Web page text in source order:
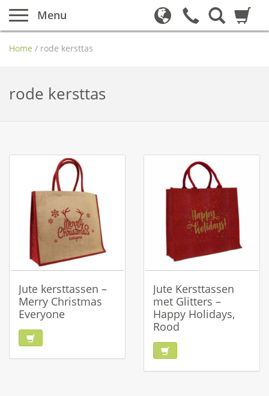
Menu
Home / rode kersttas
rode kersttas
Jute kersttassen –
Merry Christmas
Everyone
Jute Kersttassen
met Glitters –
Happy Holidays,
Rood